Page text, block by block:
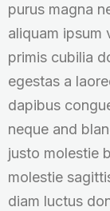
purus magna
aliquam ipsum
primis cubilia
egestas a
dapibus
neque and
justo molestie
molestie
diam luctus